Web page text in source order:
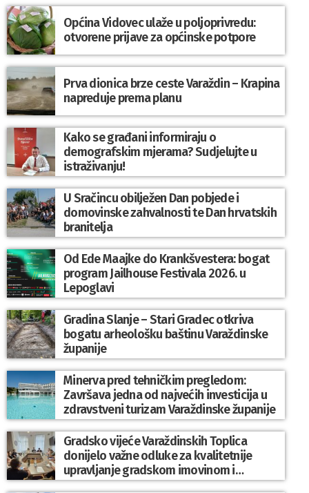
Općina Vidovec ulaže u poljoprivredu:
otvorene prijave za općinske potpore
Prva dionica brze ceste Varaždin – Krapina
napreduje prema planu
Kako se građani informiraju o
demografskim mjerama? Sudjelujte u
istraživanju!
U Sračincu obilježen Dan pobjede i
domovinske zahvalnosti te Dan hrvatskih
branitelja
Od Ede Maajke do Krankšvestera: bogat
program Jailhouse Festivala 2026. u
Lepoglavi
Gradina Slanje – Stari Gradec otkriva
bogatu arheološku baštinu Varaždinske
županije
Minerva pred tehničkim pregledom:
Završava jedna od najvećih investicija u
zdravstveni turizam Varaždinske županije
Gradsko vijeće Varaždinskih Toplica
donijelo važne odluke za kvalitetnije
upravljanje gradskom imovinom i
komunalnim sustavom